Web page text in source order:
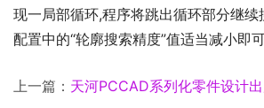
现一局部循环,程序将跳出循环部分继续
配置中的“轮廓搜索精度”值适当减小即可
上一篇： 天河PCCAD系列化零件设计